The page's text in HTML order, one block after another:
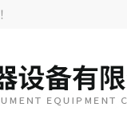
！